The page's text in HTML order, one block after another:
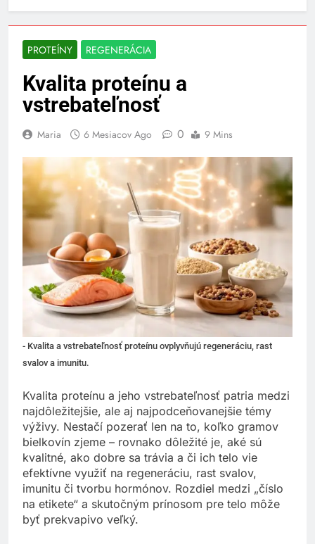
PROTEÍNY REGENERÁCIA
Kvalita proteínu a
vstrebateľnosť
Maria 6 Mesiacov Ago 0 9 Mins
- Kvalita a vstrebateľnosť proteínu ovplyvňujú regeneráciu, rast
svalov a imunitu.
Kvalita proteínu a jeho vstrebateľnosť patria medzi
najdôležitejšie, ale aj najpodceňovanejšie témy
výživy. Nestačí pozerať len na to, koľko gramov
bielkovín zjeme – rovnako dôležité je, aké sú
kvalitné, ako dobre sa trávia a či ich telo vie
efektívne využiť na regeneráciu, rast svalov,
imunitu či tvorbu hormónov. Rozdiel medzi „číslo
na etikete“ a skutočným prínosom pre telo môže
byť prekvapivo veľký.